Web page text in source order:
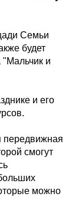
Семьи
будет
"Мальчик и
и его
передвижная
смогут
можно